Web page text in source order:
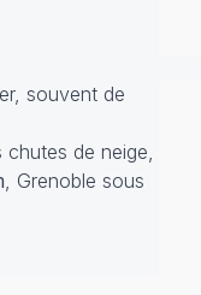
souvent de
de neige,
, Grenoble sous